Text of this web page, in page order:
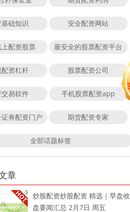
础知识 安全配资网站
配资股票 最安全的股票配资平台
配资杠杆 股票配资公司
易软件 手机股票配资app
券配资门户 期货配资专家
全部话题标签
章
炒股配资炒股配资 精选｜早盘收
盘要闻汇总 2月7日 周五